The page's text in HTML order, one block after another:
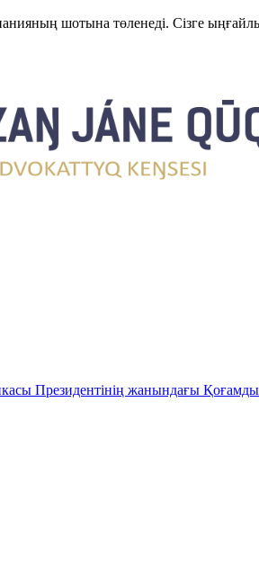
шотына төленеді. Сізге
Президентінің жанындағы